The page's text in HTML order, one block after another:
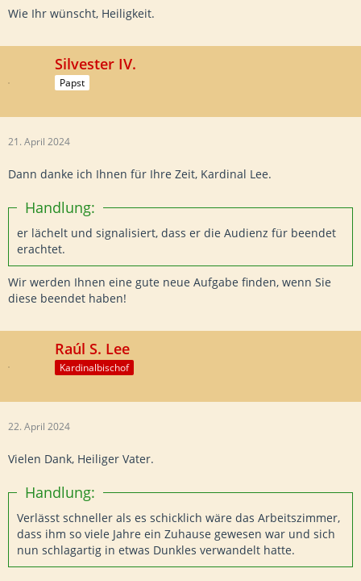
Wie Ihr wünscht, Heiligkeit.
Silvester IV.
Papst
21. April 2024
Dann danke ich Ihnen für Ihre Zeit, Kardinal Lee.
Handlung:
er lächelt und signalisiert, dass er die Audienz für beendet
erachtet.
Wir werden Ihnen eine gute neue Aufgabe finden, wenn Sie
diese beendet haben!
Raúl S. Lee
Kardinalbischof
22. April 2024
Vielen Dank, Heiliger Vater.
Handlung:
Verlässt schneller als es schicklich wäre das Arbeitszimmer,
dass ihm so viele Jahre ein Zuhause gewesen war und sich
nun schlagartig in etwas Dunkles verwandelt hatte.